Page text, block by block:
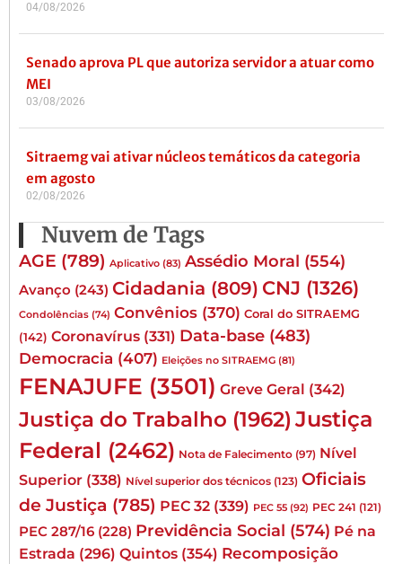
04/08/2026
Senado aprova PL que autoriza servidor a atuar como
MEI
03/08/2026
Sitraemg vai ativar núcleos temáticos da categoria
em agosto
02/08/2026
Nuvem de Tags
AGE (789) Aplicativo (83) Assédio Moral (554)
Avanço (243) Cidadania (809) CNJ (1326)
Condolências (74) Convênios (370) Coral do SITRAEMG
(142) Coronavírus (331) Data-base (483)
Democracia (407) Eleições no SITRAEMG (81)
FENAJUFE (3501) Greve Geral (342)
Justiça do Trabalho (1962) Justiça
Federal (2462) Nota de Falecimento (97) Nível
Superior (338) Nível superior dos técnicos (123) Oficiais
de Justiça (785) PEC 32 (339) PEC 55 (92) PEC 241 (121)
PEC 287/16 (228) Previdência Social (574) Pé na
Estrada (296) Quintos (354) Recomposição